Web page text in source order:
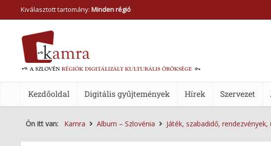
Kiválasztott tartomány: Minden régió
Kezdőoldal Digitális gyűjtemények Hírek Szervezet
Ön itt van: Kamra Album – Szlovénia Játék, szabadidő, rendezvények,